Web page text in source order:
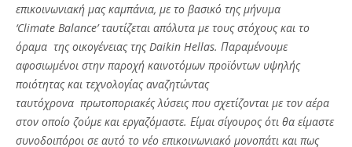
επικοινωνιακή μας καμπάνια, με το βασικό της μήνυμα
‘Climate Balance’ ταυτίζεται απόλυτα με τους στόχους και το
όραμα της οικογένειας της Daikin Hellas. Παραμένουμε
αφοσιωμένοι στην παροχή καινοτόμων προϊόντων υψηλής
ποιότητας και τεχνολογίας αναζητώντας
ταυτόχρονα πρωτοποριακές λύσεις που σχετίζονται με τον αέρα
στον οποίο ζούμε και εργαζόμαστε. Είμαι σίγουρος ότι θα είμαστε
συνοδοιπόροι σε αυτό το νέο επικοινωνιακό μονοπάτι και πως